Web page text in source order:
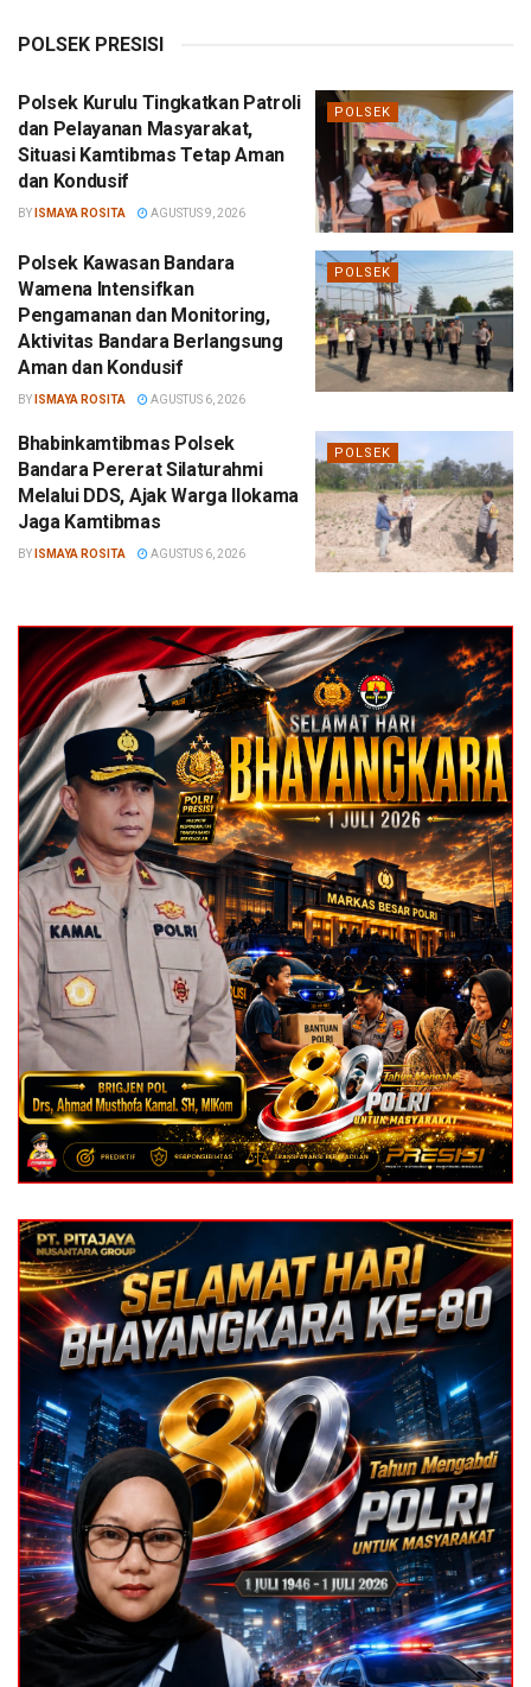
POLSEK PRESISI
POLSEK
Polsek Kurulu Tingkatkan Patroli
dan Pelayanan Masyarakat,
Situasi Kamtibmas Tetap Aman
dan Kondusif
BY ISMAYA ROSITA AGUSTUS 9, 2026
POLSEK
Polsek Kawasan Bandara
Wamena Intensifkan
Pengamanan dan Monitoring,
Aktivitas Bandara Berlangsung
Aman dan Kondusif
BY ISMAYA ROSITA AGUSTUS 6, 2026
POLSEK
Bhabinkamtibmas Polsek
Bandara Pererat Silaturahmi
Melalui DDS, Ajak Warga Ilokama
Jaga Kamtibmas
BY ISMAYA ROSITA AGUSTUS 6, 2026